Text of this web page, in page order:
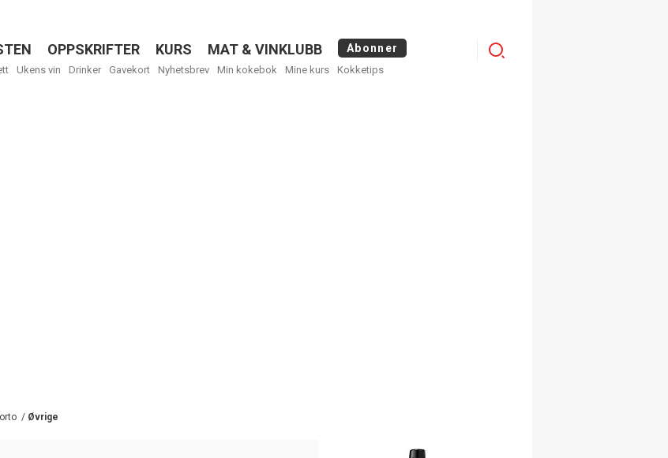
OPPSKRIFTER KURS MAT & VINKLUBB Abonner
Ukens vin Drinker Gavekort Nyhetsbrev Min kokebok Mine kurs Kokketips
Menu
/ Øvrige